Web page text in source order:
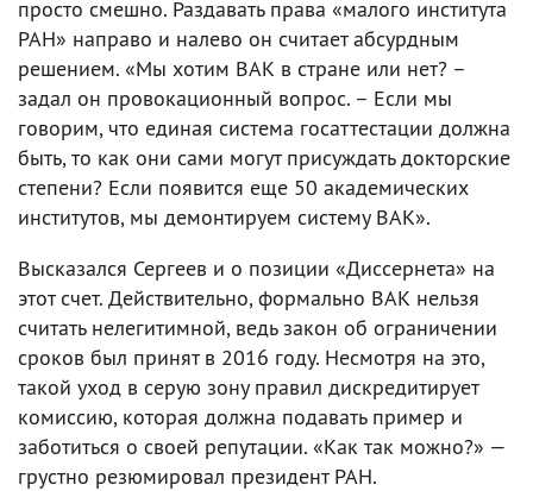
просто смешно. Раздавать права «малого института
РАН» направо и налево он считает абсурдным
решением. «Мы хотим ВАК в стране или нет? –
задал он провокационный вопрос. – Если мы
говорим, что единая система госаттестации должна
быть, то как они сами могут присуждать докторские
степени? Если появится еще 50 академических
институтов, мы демонтируем систему ВАК».
Высказался Сергеев и о позиции «Диссернета» на
этот счет. Действительно, формально ВАК нельзя
считать нелегитимной, ведь закон об ограничении
сроков был принят в 2016 году. Несмотря на это,
такой уход в серую зону правил дискредитирует
комиссию, которая должна подавать пример и
заботиться о своей репутации. «Как так можно?» —
грустно резюмировал президент РАН.